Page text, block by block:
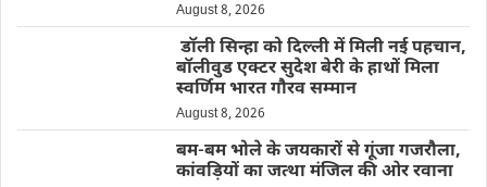
August 8, 2026
डॉली सिन्हा को दिल्ली में मिली नई पहचान,
बॉलीवुड एक्टर सुदेश बेरी के हाथों मिला
स्वर्णिम भारत गौरव सम्मान
August 8, 2026
बम-बम भोले के जयकारों से गूंजा गजरौला,
कांवड़ियों का जत्था मंजिल की ओर रवाना